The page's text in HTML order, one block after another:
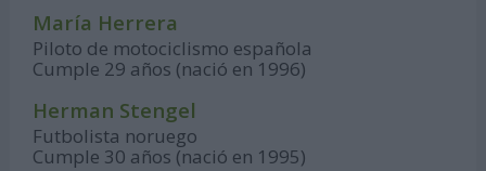
María Herrera
Piloto de motociclismo española
Cumple 29 años (nació en 1996)
Herman Stengel
Futbolista noruego
Cumple 30 años (nació en 1995)